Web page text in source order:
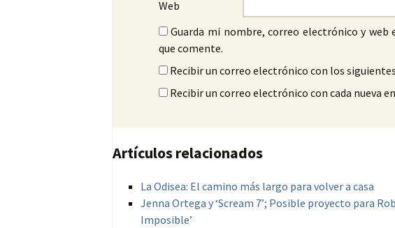
Web
Guarda mi nombre, correo electrónico y web
que comente.
Recibir un correo electrónico con los
Recibir un correo electrónico con cada nueva
Artículos relacionados
La Odisea: El camino más largo para volver a casa
Jenna Ortega y ‘Scream 7’; Posible proyecto para
Imposible’